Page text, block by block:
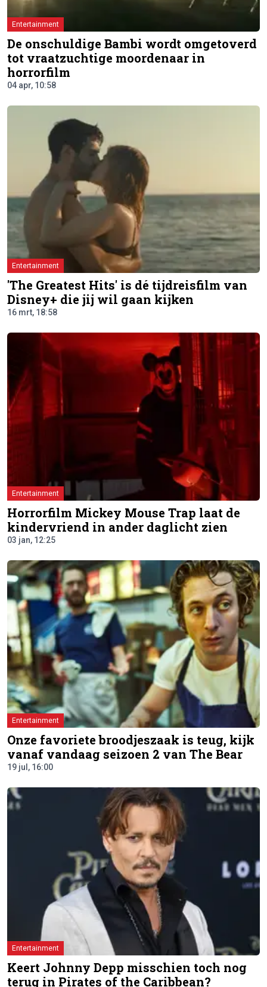
Entertainment
De onschuldige Bambi wordt omgetoverd
tot vraatzuchtige moordenaar in
horrorfilm
04 apr, 10:58
Entertainment
'The Greatest Hits' is dé tijdreisfilm van
Disney+ die jij wil gaan kijken
16 mrt, 18:58
Entertainment
Horrorfilm Mickey Mouse Trap laat de
kindervriend in ander daglicht zien
03 jan, 12:25
Entertainment
Onze favoriete broodjeszaak is teug, kijk
vanaf vandaag seizoen 2 van The Bear
19 jul, 16:00
Entertainment
Keert Johnny Depp misschien toch nog
terug in Pirates of the Caribbean?